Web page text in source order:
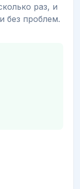
раз, и
без проблем.